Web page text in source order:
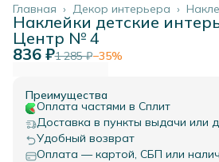
Декор интерьера ›
Главная ›
Наклейки детские
Центр № 4
836 ₽1 285 ₽−35%
Преимущества
Оплата частями в Сплит
Доставка в пункты выдачи или
Удобный возврат
Оплата — картой, СБП или